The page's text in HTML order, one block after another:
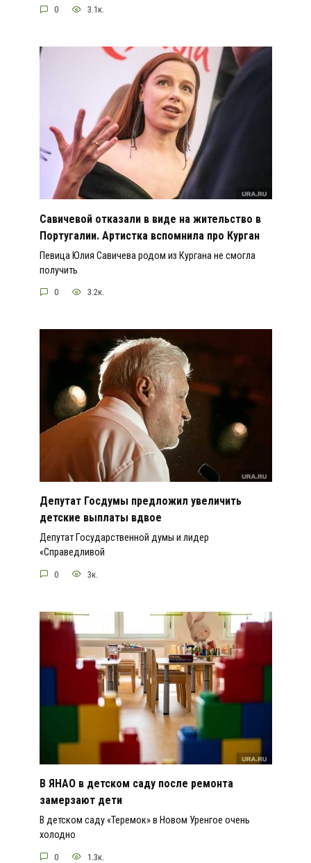
0 3.1к.
Савичевой отказали в виде на жительство в
Португалии. Артистка вспомнила про Курган
Певица Юлия Савичева родом из Кургана не смогла
получить
0 3.2к.
Депутат Госдумы предложил увеличить
детские выплаты вдвое
Депутат Государственной думы и лидер
«Справедливой
0 3к.
В ЯНАО в детском саду после ремонта
замерзают дети
В детском саду «Теремок» в Новом Уренгое очень
холодно
0 1.3к.